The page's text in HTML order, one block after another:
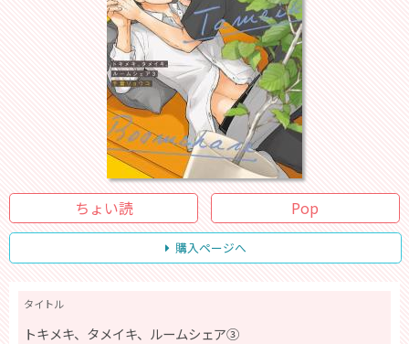
ちょい読 Pop
購入ページへ
タイトル
トキメキ、タメイキ、ルームシェア③